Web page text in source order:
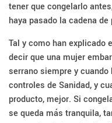
tener que congelarlo
haya pasado la cadena
Tal y como han explicado
decir que una mujer
serrano siempre y
controles de Sanidad, y
producto, mejor. Si
se queda más tranquila,